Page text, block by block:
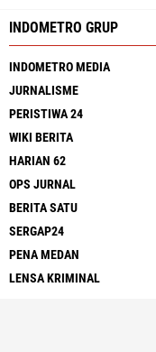
INDOMETRO GRUP
INDOMETRO MEDIA
JURNALISME
PERISTIWA 24
WIKI BERITA
HARIAN 62
OPS JURNAL
BERITA SATU
SERGAP24
PENA MEDAN
LENSA KRIMINAL